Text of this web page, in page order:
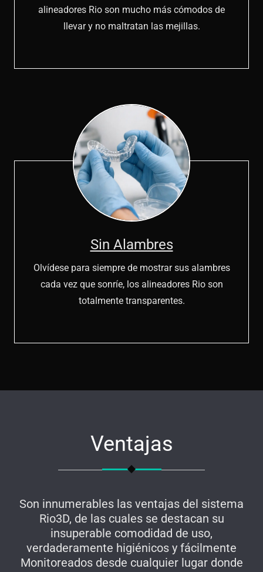
alineadores Rio son mucho más cómodos de
llevar y no maltratan las mejillas.
Sin Alambres
Olvídese para siempre de mostrar sus alambres
cada vez que sonríe, los alineadores Rio son
totalmente transparentes.
Ventajas
Son innumerables las ventajas del sistema
Rio3D, de las cuales se destacan su
insuperable comodidad de uso,
verdaderamente higiénicos y fácilmente
Monitoreados desde cualquier lugar donde